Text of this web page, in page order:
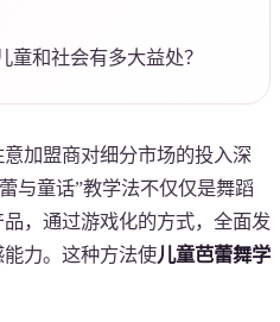
童和社会有多大益处？
意加盟商对细分市场的投入深
与童话”教学法不仅仅是舞蹈
，通过游戏化的方式，全面发
力。这种方法使儿童芭蕾舞学